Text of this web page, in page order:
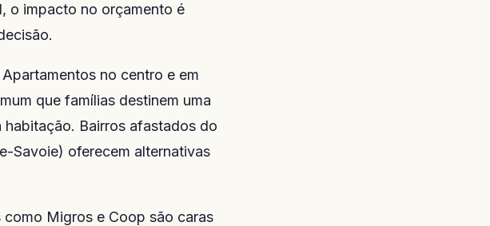
o impacto no orçamento é
no centro e em
que famílias destinem uma
habitação. Bairros afastados do
Savoie) oferecem alternativas
Migros e Coop são caras